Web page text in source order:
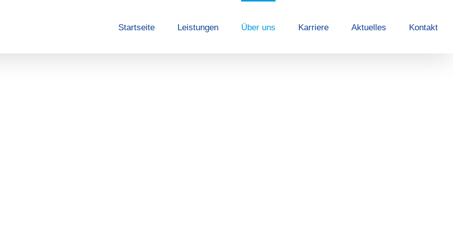
Startseite Leistungen Über uns Karriere Aktuelles Kontakt